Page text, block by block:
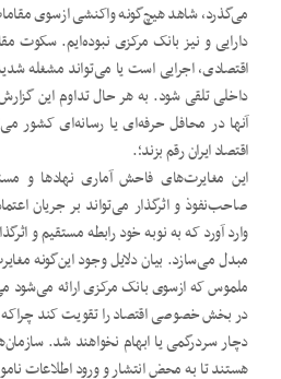
می‌گذرد، شاهد هیچ‌گونه واکنشی ازسوی
دارایی و نیز بانک مرکزی نبوده‌ایم. سکوت
اقتصادی، اجرایی است یا می‌تواند مشغله
داخلی تلقی شود. به هر حال تداوم این
آنها در محافل حرفه‌ای یا رسانه‌ای کشور
اقتصاد ایران رقم بزند؛.
این مغایرت‌های فاحش آماری نهادها و
صاحب‌نفوذ و اثرگذار می‌تواند بر جریان
وارد آورد که به نوبه خود رابطه مستقیم و
مبدل می‌سازد. بیان دلایل وجود این‌گونه
ملموس که ازسوی بانک مرکزی ارائه می‌شود
در بخش خصوصی اقتصاد را تقویت کند
دچار سردرگمی یا ابهام نخواهند شد.
هستند تا به محض انتشار و ورود اطلاعات